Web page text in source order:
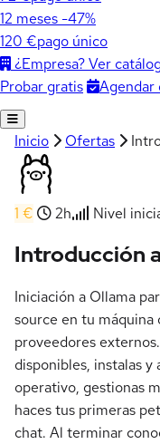
12 meses -47%
120 €pago único
¿Empresa? Ver
Probar gratis
Agendar
Inicio Ofertas
1 € 2h Nivel
Introducción
Iniciación a Ollama
source en tu máquina
proveedores
disponibles, instalas
operativo, gestionas
haces tus primeras
chat. Al terminar